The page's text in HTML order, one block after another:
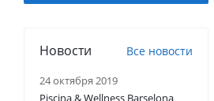
Новости Все новости
24 октября 2019
Piscina & Wellness Barselona